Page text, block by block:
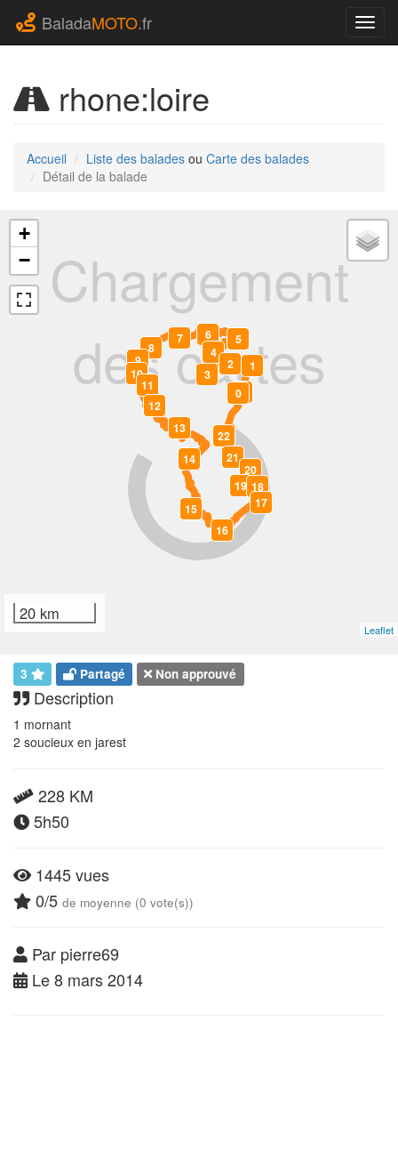
BaladaMOTO.fr
rhone:loire
Accueil Liste des balades ou Carte des balades
Détail de la balade
Chargement
des cartes
0
1
2
3
4
5
6
7
8
9
10
11
12
13
14
15
16
17
18
19
20
21
22
23
+
−
20 km
Leaflet
3 Partagé Non approuvé
Description
1 mornant
2 soucieux en jarest
228 KM
5h50
1445 vues
0/5 de moyenne (0 vote(s))
Par pierre69
Le 8 mars 2014